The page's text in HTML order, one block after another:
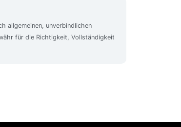
allgemeinen, unverbindlichen
für die Richtigkeit, Vollständigkeit